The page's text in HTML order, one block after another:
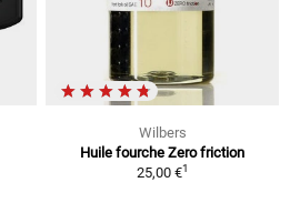
Wilbers
Huile fourche Zero friction
25,00 €1